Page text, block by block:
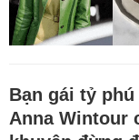
Bạn gái tỷ
Anna Wintour